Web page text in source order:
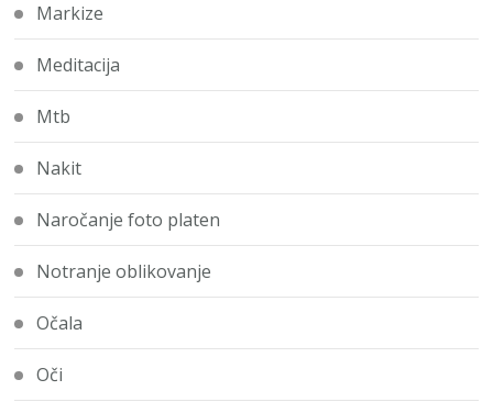
Markize
Meditacija
Mtb
Nakit
Naročanje foto platen
Notranje oblikovanje
Očala
Oči